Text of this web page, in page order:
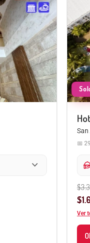
expand_more
San
📅
Ver